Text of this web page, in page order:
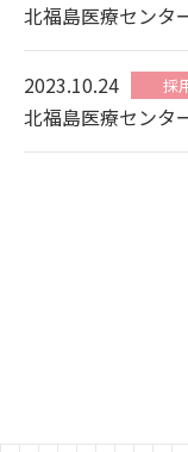
北福島医療センタ
2023.10.24 採
北福島医療センタ